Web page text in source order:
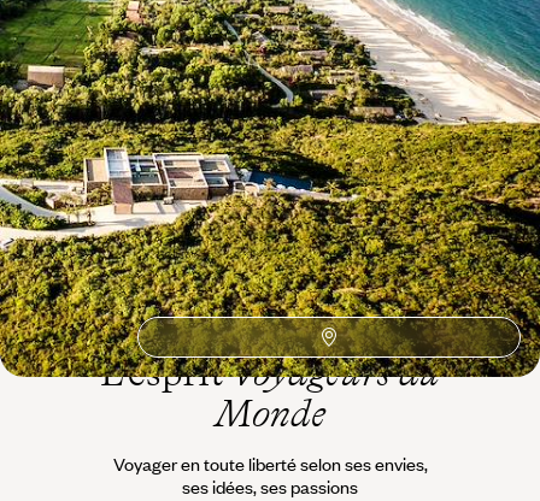
Idées associées
UNESCO Sampan Rizières Quinhon
Marchés
Mai chau
Hoi An Hanoi Gastronomie
Da Nang
Circuit Vietnam
Asie du sud-est Architecture contemporain
L’espritVoyageurs du
Monde
Voyager en toute liberté selon ses envies,
ses idées, ses passions